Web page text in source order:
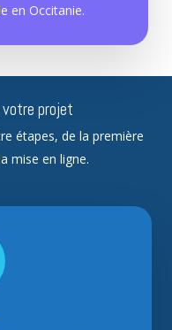
en Occitanie.
projet
étapes, de la première
mise en ligne.